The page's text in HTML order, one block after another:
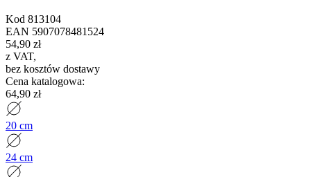
Kod 813104
EAN 5907078481524
54,90 zł
z VAT,
bez kosztów dostawy
Cena katalogowa:
64,90 zł
20 cm
24 cm